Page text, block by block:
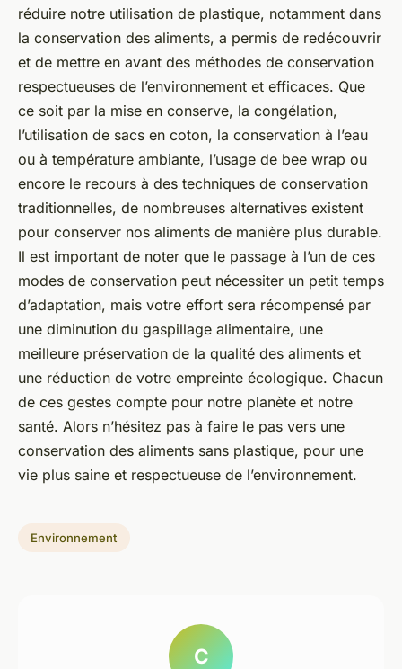
réduire notre utilisation de plastique, notamment dans
la conservation des aliments, a permis de redécouvrir
et de mettre en avant des méthodes de conservation
respectueuses de l’environnement et efficaces. Que
ce soit par la mise en conserve, la congélation,
l’utilisation de sacs en coton, la conservation à l’eau
ou à température ambiante, l’usage de bee wrap ou
encore le recours à des techniques de conservation
traditionnelles, de nombreuses alternatives existent
pour conserver nos aliments de manière plus durable.
Il est important de noter que le passage à l’un de ces
modes de conservation peut nécessiter un petit temps
d’adaptation, mais votre effort sera récompensé par
une diminution du gaspillage alimentaire, une
meilleure préservation de la qualité des aliments et
une réduction de votre empreinte écologique. Chacun
de ces gestes compte pour notre planète et notre
santé. Alors n’hésitez pas à faire le pas vers une
conservation des aliments sans plastique, pour une
vie plus saine et respectueuse de l’environnement.
Environnement
C